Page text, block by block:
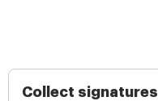
Collect signatures